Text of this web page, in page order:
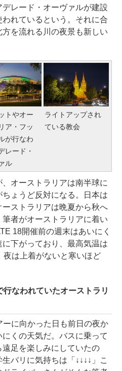
レード・オーヴァルが建設
れているという。それに合
を流れる川の夜景も新しい
トやオー
ア・フッ
が行なわ
レード・
ル
ライトアップされ
ている教会
オーストラリアは南半球に
ょうど反対になる。日本は
ストラリアは晩夏から秋へ
者がオーストラリアに着い
18開催前の週末はあいにく
下がっており、最高気温は
は上着がないと寒いほど
なわれていたオーストラリ
に向かった日も前日の夜か
くの天気だ。バスに乗って
足を楽しみにしていたの
バリに気持ちは「↓↓↓↓」こ